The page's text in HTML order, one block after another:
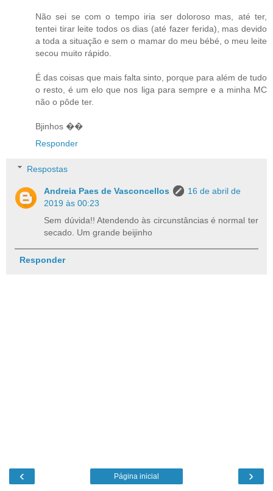
Não sei se com o tempo iria ser doloroso mas, até ter,
tentei tirar leite todos os dias (até fazer ferida), mas devido
a toda a situação e sem o mamar do meu bébé, o meu leite
secou muito rápido.
É das coisas que mais falta sinto, porque para além de tudo
o resto, é um elo que nos liga para sempre e a minha MC
não o pôde ter.
Bjinhos ��
Responder
Respostas
Andreia Paes de Vasconcellos
16 de abril de
2019 às 00:23
Sem dúvida!! Atendendo às circunstâncias é normal ter
secado. Um grande beijinho
Responder
‹ ›
Página inicial